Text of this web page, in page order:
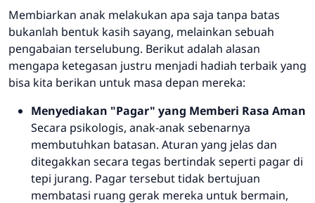
Membiarkan anak melakukan apa saja tanpa batas
bukanlah bentuk kasih sayang, melainkan sebuah
pengabaian terselubung. Berikut adalah alasan
mengapa ketegasan justru menjadi hadiah terbaik yang
bisa kita berikan untuk masa depan mereka:
Menyediakan "Pagar" yang Memberi Rasa Aman
Secara psikologis, anak-anak sebenarnya
membutuhkan batasan. Aturan yang jelas dan
ditegakkan secara tegas bertindak seperti pagar di
tepi jurang. Pagar tersebut tidak bertujuan
membatasi ruang gerak mereka untuk bermain,